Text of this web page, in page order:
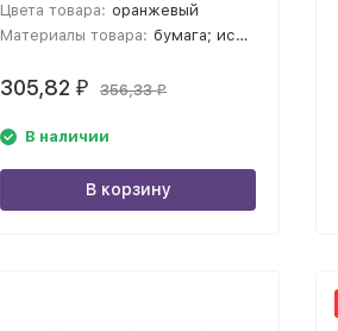
Цвета товара: оранжевый
Материалы товара: бумага; искусственная кожа
305,82 ₽ 356,33₽
В наличии
В корзину